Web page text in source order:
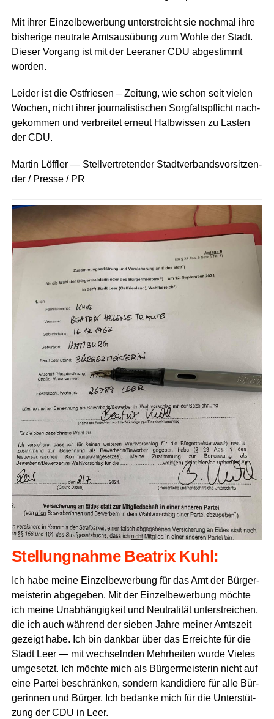
Mit ihrer Ein­zel­be­wer­bung unter­streicht sie noch­mal ihre
bis­he­ri­ge neu­tra­le Amts­aus­übung zum Woh­le der Stadt.
Die­ser Vor­gang ist mit der Leera­ner CDU abge­stimmt
worden.
Lei­der ist die Ost­frie­sen – Zei­tung, wie schon seit vie­len
Wochen, nicht ihrer jour­na­lis­ti­schen Sorg­falts­pflicht nach­
ge­kom­men und ver­brei­tet erneut Halb­wis­sen zu Las­ten
der CDU.
Mar­tin Löff­ler — Stell­ver­tre­ten­der Stadt­ver­bands­vor­sit­zen­
der / Pres­se / PR
Stel­lung­nah­me Bea­trix Kuhl:
Ich habe mei­ne Ein­zel­be­wer­bung für das Amt der Bür­ger­
meis­te­rin abge­ge­ben. Mit der Ein­zel­be­wer­bung möch­te
ich mei­ne Unab­hän­gig­keit und Neu­tra­li­tät unter­strei­chen,
die ich auch wäh­rend der sie­ben Jah­re mei­ner Amts­zeit
gezeigt habe. Ich bin dank­bar über das Erreich­te für die
Stadt Leer — mit wech­seln­den Mehr­hei­ten wur­de Vie­les
umge­setzt. Ich möch­te mich als Bür­ger­meis­te­rin nicht auf
eine Par­tei beschrän­ken, son­dern kan­di­die­re für alle Bür­
ge­rin­nen und Bür­ger. Ich bedan­ke mich für die Unter­stüt­
zung der CDU in Leer.